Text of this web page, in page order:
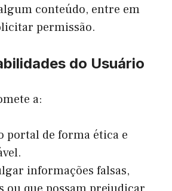
conteúdo, entre em
permissão.
do Usuário
a:
portal de forma ética e
informações falsas,